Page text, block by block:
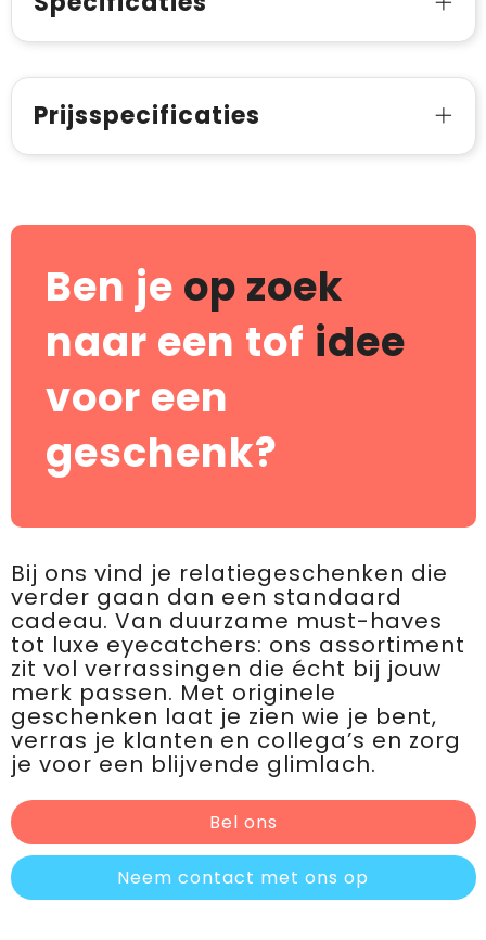
Prijsspecificaties
Ben je op zoek
naar een tof idee
voor een
geschenk?
Bij ons vind je relatiegeschenken die
verder gaan dan een standaard
cadeau. Van duurzame must-haves
tot luxe eyecatchers: ons assortiment
zit vol verrassingen die écht bij jouw
merk passen. Met originele
geschenken laat je zien wie je bent,
verras je klanten en collega’s en zorg
je voor een blijvende glimlach.
Bel ons
Neem contact met ons op